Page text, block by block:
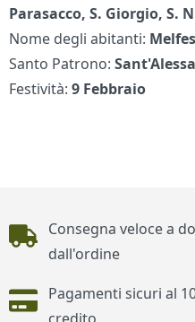
Parasacco, S. Giorgio, S.
Nome degli abitanti:
Santo Patrono:
Festività:9 Febbraio
Piè di pagina
Consegna veloce a
dall'ordine
Pagamenti sicuri al